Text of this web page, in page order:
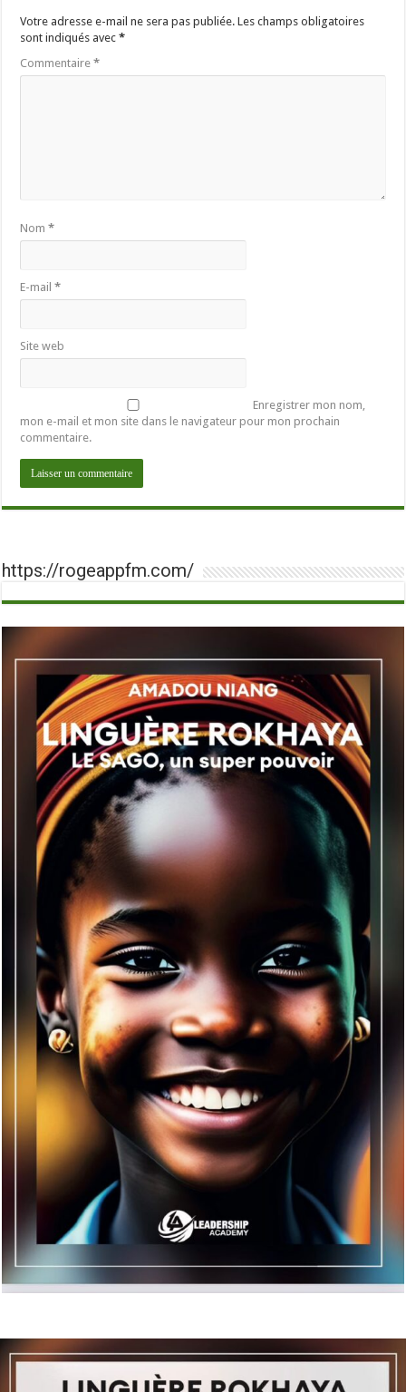
Votre adresse e-mail ne sera pas publiée. Les champs obligatoires
sont indiqués avec*
Commentaire*
Nom*
E-mail*
Site web
Enregistrer mon nom,
mon e-mail et mon site dans le navigateur pour mon prochain
commentaire.
https://rogeappfm.com/